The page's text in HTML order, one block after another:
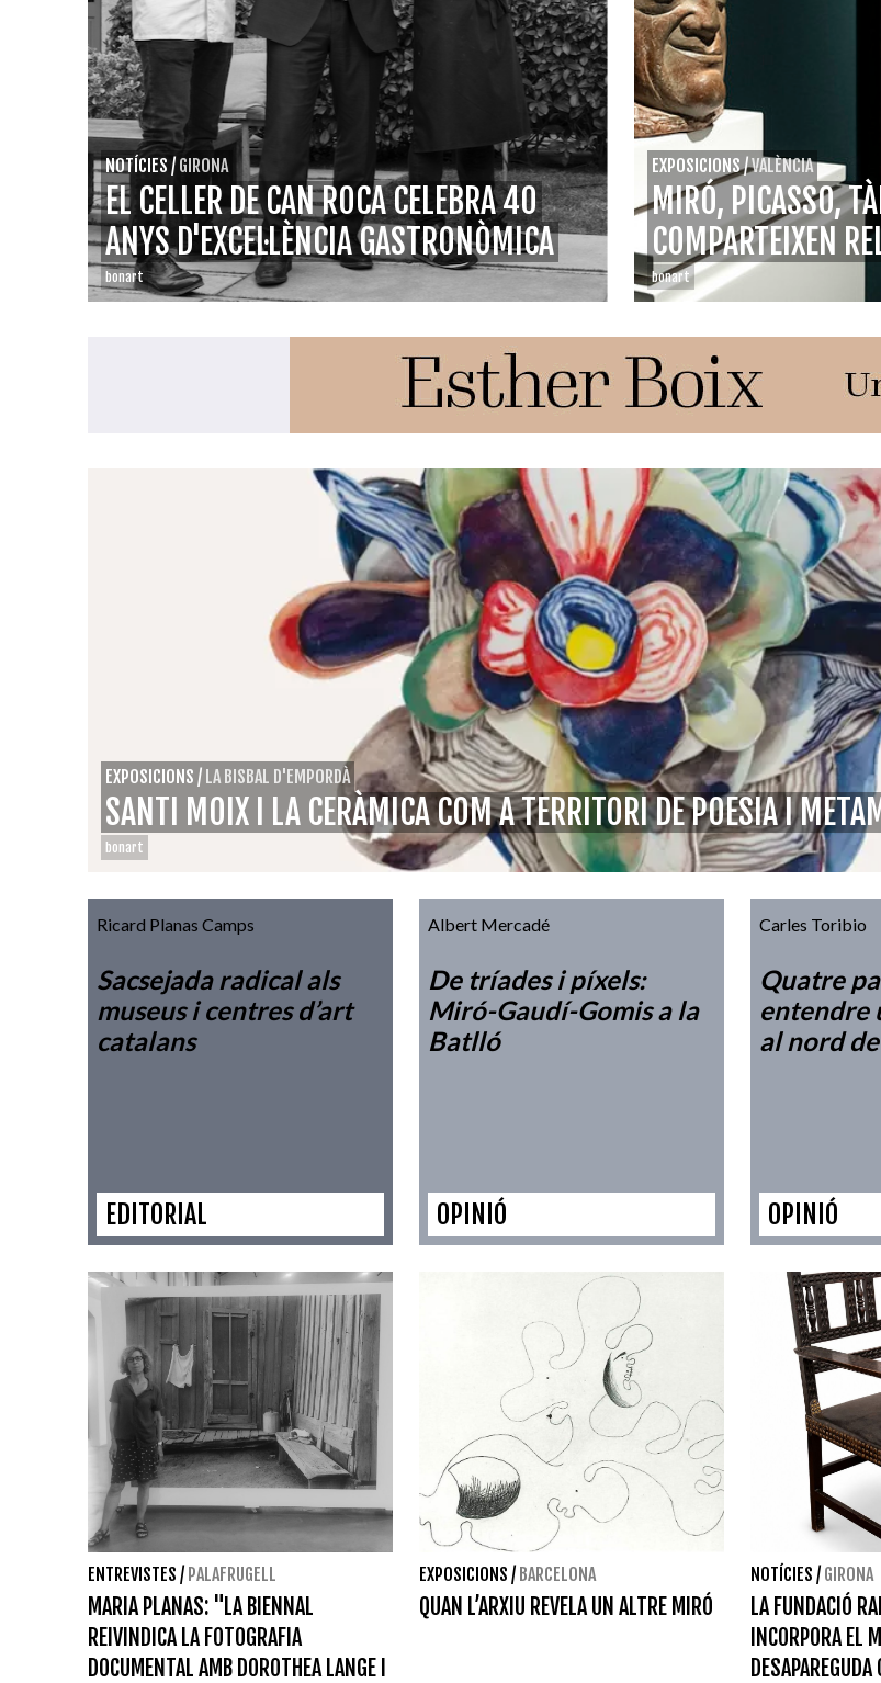
NOTÍCIES / GIRONA
EL CELLER DE CAN ROCA CELEBRA 40
ANYS D'EXCEL·LÈNCIA GASTRONÒMICA
bonart
EXPOSICIONS/VALÈNCIA
MIRÓ, PICASSO,
COMPARTEIXEN
bonart
EXPOSICIONS / LA BISBAL D'EMPORDÀ
SANTI MOIX I LA CERÀMICA COM A TERRITORI DE POESIA I
bonart
Ricard Planas Camps
Sacsejada radical als
museus i centres d’art
catalans
EDITORIAL
Albert Mercadé
De tríades i píxels:
Miró-Gaudí-Gomis a la
Batlló
OPINIÓ
Carles Toribio
Quatre
entendre
al nord
OPINIÓ
ENTREVISTES / PALAFRUGELL
MARIA PLANAS: "LA BIENNAL
REIVINDICA LA FOTOGRAFIA
DOCUMENTAL AMB DOROTHEA LANGE I
EXPOSICIONS / BARCELONA
QUAN L’ARXIU REVELA UN ALTRE MIRÓ
NOTÍCIES / GIRONA
LA FUNDACIÓ
INCORPORA EL